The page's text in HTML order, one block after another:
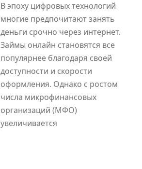
В эпоху цифровых технологий
многие предпочитают занять
деньги срочно через интернет.
Займы онлайн становятся все
популярнее благодаря своей
доступности и скорости
оформления. Однако с ростом
числа микрофинансовых
организаций (МФО)
увеличивается